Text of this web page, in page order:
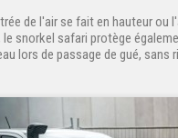
de l'air se fait en hauteur ou
snorkel safari protège
lors de passage de gué, sans